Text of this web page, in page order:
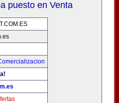
puesto en Venta